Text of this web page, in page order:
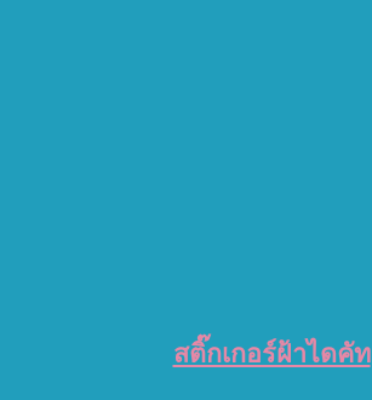
สติ๊กเกอร์ฝ้าไดคัท